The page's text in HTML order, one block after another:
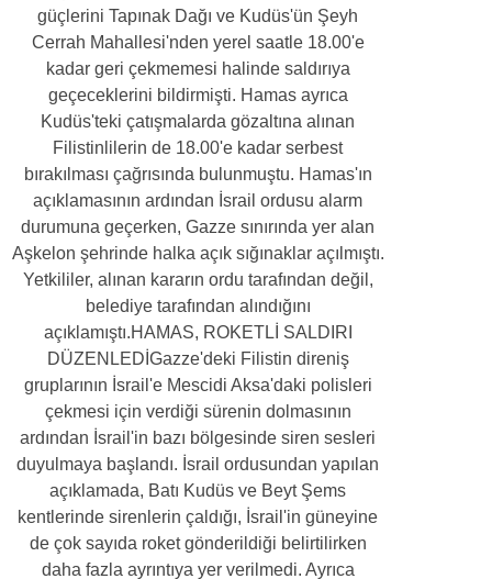
güçlerini Tapınak Dağı ve Kudüs'ün Şeyh
Cerrah Mahallesi'nden yerel saatle 18.00'e
kadar geri çekmemesi halinde saldırıya
geçeceklerini bildirmişti. Hamas ayrıca
Kudüs'teki çatışmalarda gözaltına alınan
Filistinlilerin de 18.00'e kadar serbest
bırakılması çağrısında bulunmuştu. Hamas'ın
açıklamasının ardından İsrail ordusu alarm
durumuna geçerken, Gazze sınırında yer alan
Aşkelon şehrinde halka açık sığınaklar açılmıştı.
Yetkililer, alınan kararın ordu tarafından değil,
belediye tarafından alındığını
açıklamıştı.HAMAS, ROKETLİ SALDIRI
DÜZENLEDİGazze'deki Filistin direniş
gruplarının İsrail'e Mescidi Aksa'daki polisleri
çekmesi için verdiği sürenin dolmasının
ardından İsrail'in bazı bölgesinde siren sesleri
duyulmaya başlandı. İsrail ordusundan yapılan
açıklamada, Batı Kudüs ve Beyt Şems
kentlerinde sirenlerin çaldığı, İsrail'in güneyine
de çok sayıda roket gönderildiği belirtilirken
daha fazla ayrıntıya yer verilmedi. Ayrıca